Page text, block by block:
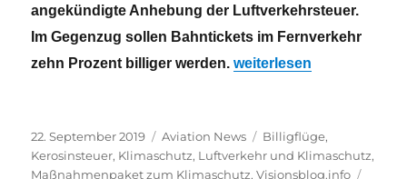
angekündigte Anhebung der Luftverkehrsteuer.
Im Gegenzug sollen Bahntickets im Fernverkehr
zehn Prozent billiger werden.„Klimapläne der GroKo
weiterlesen
Veröffentlicht
am
22. September 2019 Kategorien
Aviation News Schlagwörter
Billigflüge,
Kerosinsteuer, Klimaschutz, Luftverkehr und Klimaschutz,
Maßnahmenpaket zum Klimaschutz,Visionsblog.info